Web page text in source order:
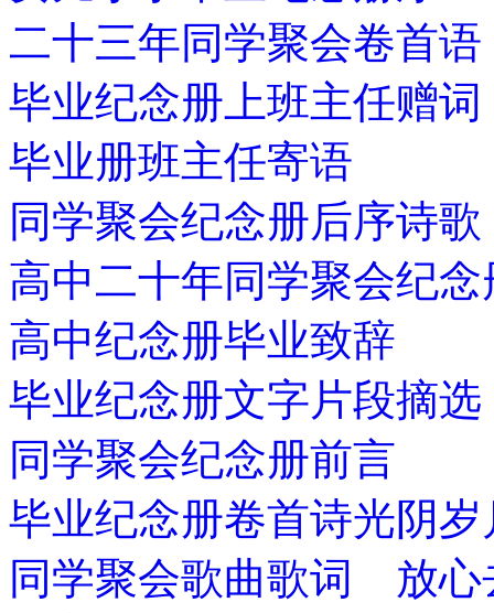
二十三年同学聚会卷首语
毕业纪念册上班主任赠词
毕业册班主任寄语
同学聚会纪念册后序诗歌
高中二十年同学聚会纪念
高中纪念册毕业致辞
毕业纪念册文字片段摘选
同学聚会纪念册前言
毕业纪念册卷首诗光阴岁
同学聚会歌曲歌词 放心